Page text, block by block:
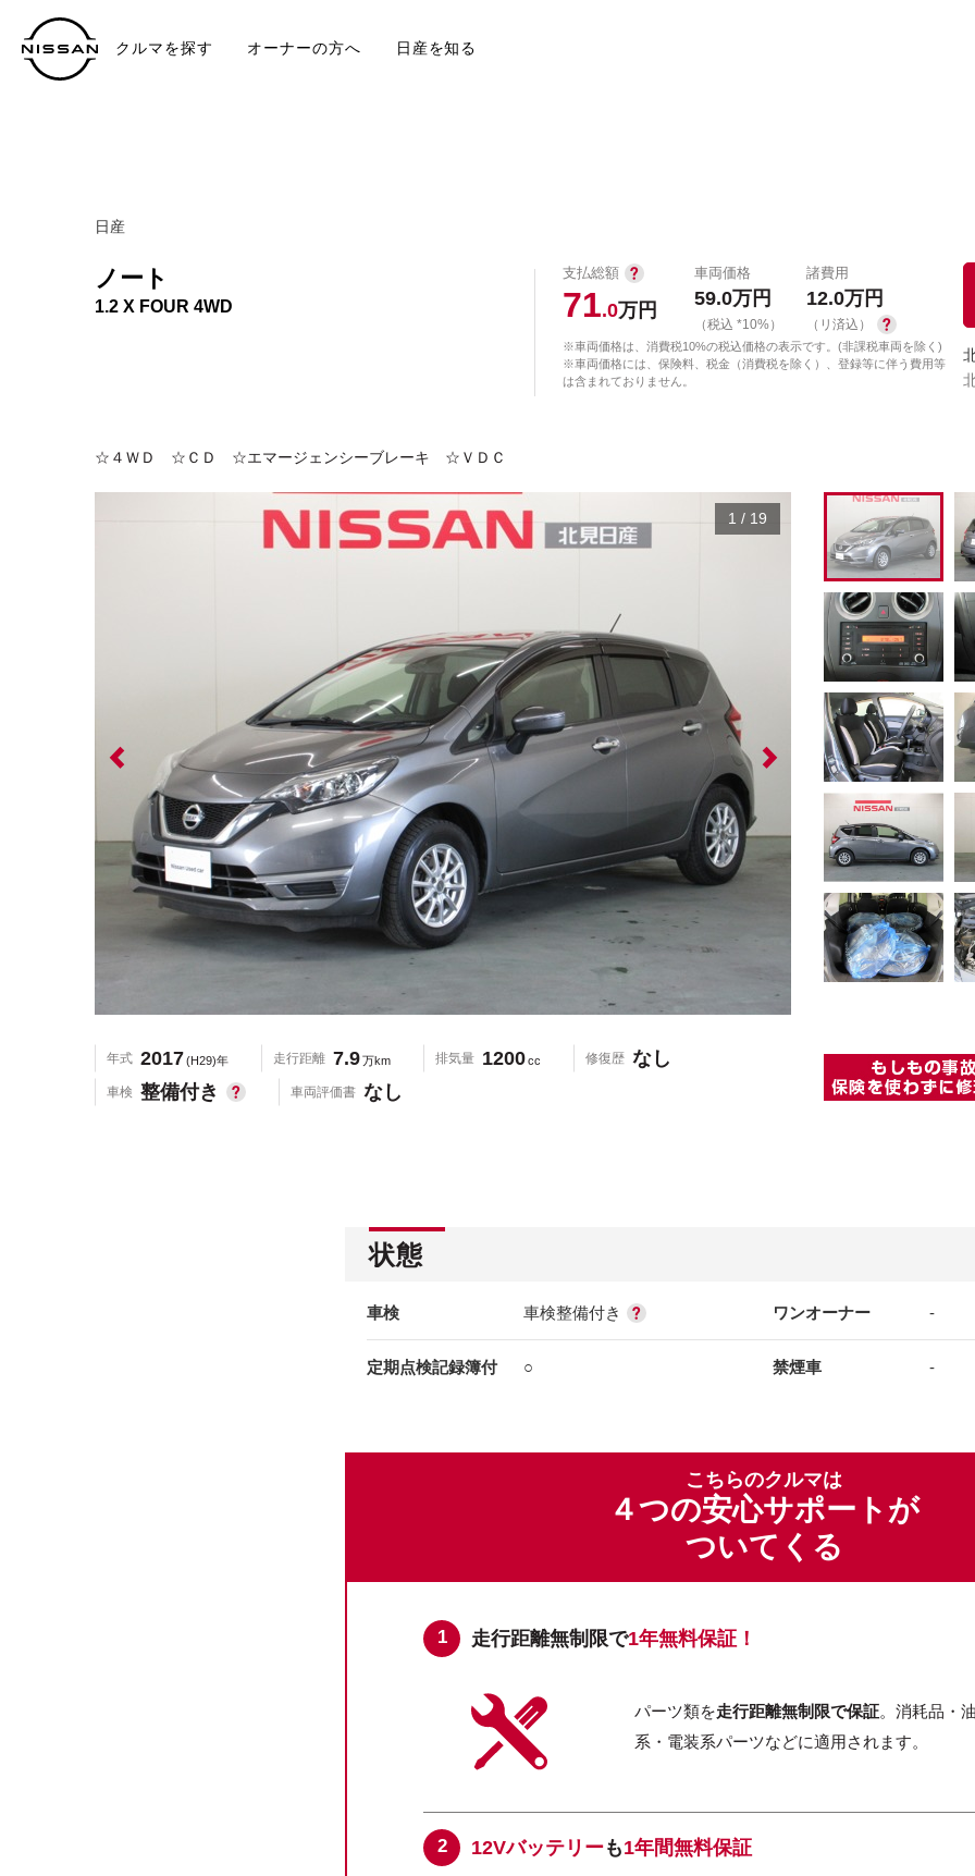
クルマを探す オーナーの方へ 日産を知る
日産
ノート
1.2 X FOUR 4WD
支払総額
71.0万円
車両価格
59.0万円
（税込 *10%）
諸費用
12.0万円
（リ済込）
※車両価格は、消費税10%の税込価格の表示です。(非課税車両を除く)
※車両価格には、保険料、税金（消費税を除く）、登録等に伴う費用等
は含まれておりません。
☆４ＷＤ ☆ＣＤ ☆エマージェンシーブレーキ ☆ＶＤＣ
1 / 19
年式 2017(H29)年 走行距離 7.9万km 排気量 1200cc 修復歴 なし
車検 整備付き 車両評価書 なし
状態
車検 車検整備付き ワンオーナー -
定期点検記録簿付 ○ 禁煙車 -
こちらのクルマは
４つの安心サポートが
ついてくる
走行距離無制限で1年無料保証！
パーツ類を走行距離無制限で保証。消耗品・
系・電装系パーツなどに適用されます。
12Vバッテリーも1年間無料保証